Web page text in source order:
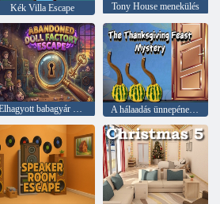
Kék Villa Escape Tony House menekülés
Elhagyott babagyár menekülés A hálaadás ünnepének rejtélye